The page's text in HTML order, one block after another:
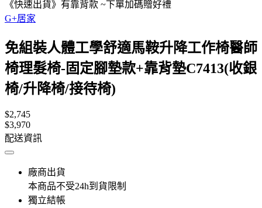
《快速出貨》有靠背款 ~下單加碼贈好禮
G+居家
免組裝人體工學舒適馬鞍升降工作椅醫師
椅理髮椅-固定腳墊款+靠背墊C7413(收銀
椅/升降椅/接待椅)
$2,745
$3,970
配送資訊
廠商出貨
本商品不受24h到貨限制
獨立結帳